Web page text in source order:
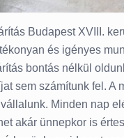
Budapest XVIII.
és igényes
bontás nélkül
sem számítunk fel. A
Minden nap
akár ünnepkor is